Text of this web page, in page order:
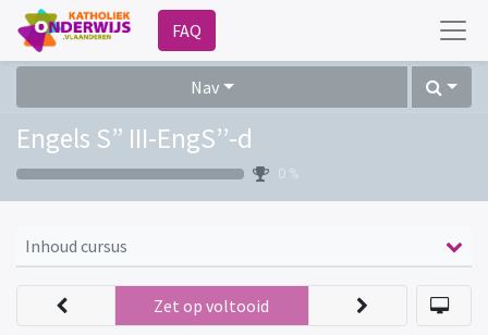
FAQ
Nav
Engels S” III-EngS’’-d
0 %
Inhoud cursus
Zet op voltooid